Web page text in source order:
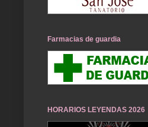
Farmacias de guardia
HORARIOS LEYENDAS 2026